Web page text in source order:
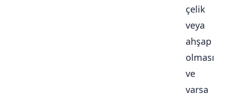
çelik
veya
ahşap
olması
ve
varsa